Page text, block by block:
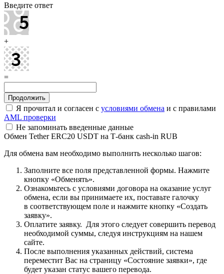
Введите ответ
+
=
Я прочитал и согласен с условиями обмена и с правилами
AML проверки
Не запоминать введенные данные
Обмен Tether ERC20 USDT на Т-банк cash-in RUB
Для обмена вам необходимо выполнить несколько шагов:
Заполните все поля представленной формы. Нажмите
кнопку «Обменять».
Ознакомьтесь с условиями договора на оказание услуг
обмена, если вы принимаете их, поставьте галочку
в соответствующем поле и нажмите кнопку «Создать
заявку».
Оплатите заявку. Для этого следует совершить перевод
необходимой суммы, следуя инструкциям на нашем
сайте.
После выполнения указанных действий, система
переместит Вас на страницу «Состояние заявки», где
будет указан статус вашего перевода.